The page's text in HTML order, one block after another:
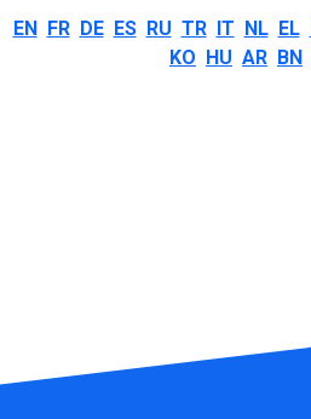
EN FR DE ES RU TR IT NL EL
KO HU AR BN